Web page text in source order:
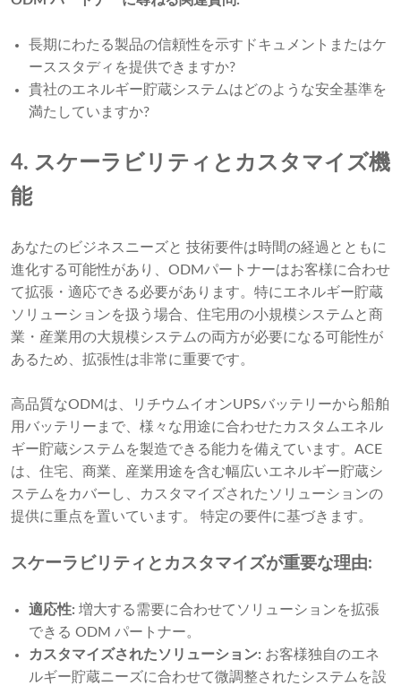
長期にわたる製品の信頼性を示すドキュメントまたはケ
ーススタディを提供できますか?
貴社のエネルギー貯蔵システムはどのような安全基準を
満たしていますか?
4. スケーラビリティとカスタマイズ機
能
あなたのビジネスニーズと 技術要件は時間の経過とともに
進化する可能性があり、ODMパートナーはお客様に合わせ
て拡張・適応できる必要があります。特にエネルギー貯蔵
ソリューションを扱う場合、住宅用の小規模システムと商
業・産業用の大規模システムの両方が必要になる可能性が
あるため、拡張性は非常に重要です。
高品質なODMは、リチウムイオンUPSバッテリーから船舶
用バッテリーまで、様々な用途に合わせたカスタムエネル
ギー貯蔵システムを製造できる能力を備えています。ACE
は、住宅、商業、産業用途を含む幅広いエネルギー貯蔵シ
ステムをカバーし、カスタマイズされたソリューションの
提供に重点を置いています。 特定の要件に基づきます。
スケーラビリティとカスタマイズが重要な理由:
適応性: 増大する需要に合わせてソリューションを拡張
できる ODM パートナー。
カスタマイズされたソリューション: お客様独自のエネ
ルギー貯蔵ニーズに合わせて微調整されたシステムを設